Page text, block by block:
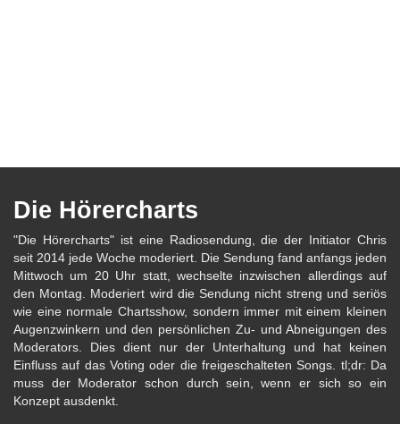
Die Hörercharts
"Die Hörercharts" ist eine Radiosendung, die der Initiator Chris
seit 2014 jede Woche moderiert. Die Sendung fand anfangs jeden
Mittwoch um 20 Uhr statt, wechselte inzwischen allerdings auf
den Montag. Moderiert wird die Sendung nicht streng und seriös
wie eine normale Chartsshow, sondern immer mit einem kleinen
Augenzwinkern und den persönlichen Zu- und Abneigungen des
Moderators. Dies dient nur der Unterhaltung und hat keinen
Einfluss auf das Voting oder die freigeschalteten Songs. tl;dr: Da
muss der Moderator schon durch sein, wenn er sich so ein
Konzept ausdenkt.